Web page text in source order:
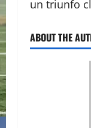
un triunfo
ABOUT THE